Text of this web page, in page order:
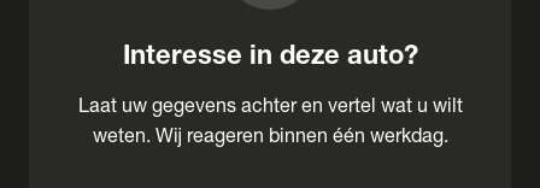
Interesse in deze auto?
Laat uw gegevens achter en vertel wat u wilt
weten. Wij reageren binnen één werkdag.